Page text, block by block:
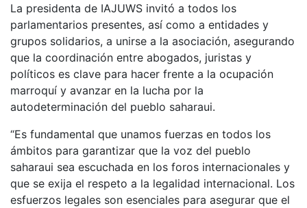
La presidenta de IAJUWS invitó a todos los
parlamentarios presentes, así como a entidades y
grupos solidarios, a unirse a la asociación, asegurando
que la coordinación entre abogados, juristas y
políticos es clave para hacer frente a la ocupación
marroquí y avanzar en la lucha por la
autodeterminación del pueblo saharaui.
“Es fundamental que unamos fuerzas en todos los
ámbitos para garantizar que la voz del pueblo
saharaui sea escuchada en los foros internacionales y
que se exija el respeto a la legalidad internacional. Los
esfuerzos legales son esenciales para asegurar que el